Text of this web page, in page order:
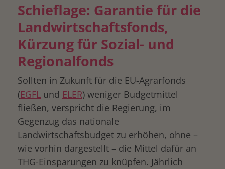
Schieflage: Garantie für die
Landwirtschaftsfonds,
Kürzung für Sozial- und
Regionalfonds
Sollten in Zukunft für die EU-Agrarfonds
(EGFL und ELER) weniger Budgetmittel
fließen, verspricht die Regierung, im
Gegenzug das nationale
Landwirtschaftsbudget zu erhöhen, ohne –
wie vorhin dargestellt – die Mittel dafür an
THG-Einsparungen zu knüpfen. Jährlich